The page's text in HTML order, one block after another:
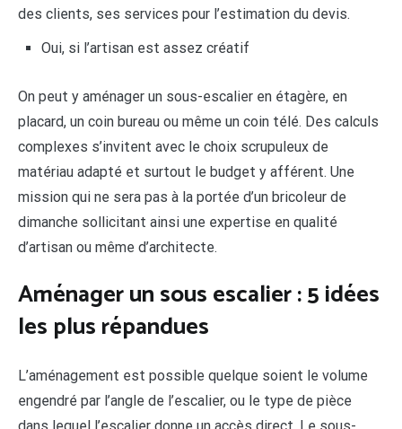
des clients, ses services pour l’estimation du devis.
Oui, si l’artisan est assez créatif
On peut y aménager un sous-escalier en étagère, en
placard, un coin bureau ou même un coin télé. Des calculs
complexes s’invitent avec le choix scrupuleux de
matériau adapté et surtout le budget y afférent. Une
mission qui ne sera pas à la portée d’un bricoleur de
dimanche sollicitant ainsi une expertise en qualité
d’artisan ou même d’architecte.
Aménager un sous escalier : 5 idées
les plus répandues
L’aménagement est possible quelque soient le volume
engendré par l’angle de l’escalier, ou le type de pièce
dans lequel l’escalier donne un accès direct. Le sous-